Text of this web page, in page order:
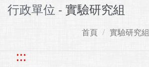
行政單位 - 實驗研究組
首頁 實驗研究組
:::